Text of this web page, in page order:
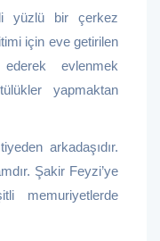
yüzlü bir çerkez
için eve getirilen
evlenmek
yapmaktan
arkadaşıdır.
Şakir Feyzi’ye
memuriyetlerde